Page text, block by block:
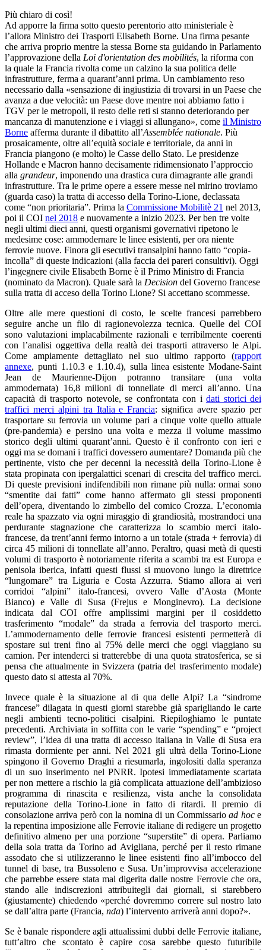
Più chiaro di così!
Ad apporre la firma sotto questo perentorio atto ministeriale è
l’allora Ministro dei Trasporti Elisabeth Borne. Una firma pesante
che arriva proprio mentre la stessa Borne sta guidando in Parlamento
l’approvazione della Loi d'orientation des mobilités, la riforma con
la quale la Francia rivolta come un calzino la sua politica delle
infrastrutture, ferma a quarant’anni prima. Un cambiamento reso
necessario dalla «sensazione di ingiustizia di trovarsi in un Paese che
avanza a due velocità: un Paese dove mentre noi abbiamo fatto i
TGV per le metropoli, il resto delle reti si stanno deteriorando per
mancanza di manutenzione e i viaggi si allungano», come il Ministro
Borne afferma durante il dibattito all’Assemblée nationale. Più
prosaicamente, oltre all’equità sociale e territoriale, da anni in
Francia piangono (e molto) le Casse dello Stato. Le presidenze
Hollande e Macron hanno decisamente ridimensionato l’approccio
alla grandeur, imponendo una drastica cura dimagrante alle grandi
infrastrutture. Tra le prime opere a essere messe nel mirino troviamo
(guarda caso) la tratta di accesso della Torino-Lione, declassata
come “non prioritaria”. Prima la Commissione Mobilitè 21 nel 2013,
poi il COI nel 2018 e nuovamente a inizio 2023. Per ben tre volte
negli ultimi dieci anni, questi organismi governativi ripetono le
medesime cose: ammodernare le linee esistenti, per ora niente
ferrovie nuove. Finora gli esecutivi transalpini hanno fatto “copia-
incolla” di queste indicazioni (alla faccia dei pareri consultivi). Oggi
l’ingegnere civile Elisabeth Borne è il Primo Ministro di Francia
(nominato da Macron). Quale sarà la Decision del Governo francese
sulla tratta di acceso della Torino Lione? Si accettano scommesse.
Oltre alle mere questioni di costo, le scelte francesi parrebbero
seguire anche un filo di ragionevolezza tecnica. Quelle del COI
sono valutazioni implacabilmente razionali e terribilmente coerenti
con l’analisi oggettiva della realtà dei trasporti attraverso le Alpi.
Come ampiamente dettagliato nel suo ultimo rapporto (rapport
annexe, punti 1.10.3 e 1.10.4), sulla linea esistente Modane-Saint
Jean de Maurienne-Dijon potranno transitare (una volta
ammodernata) 16,8 milioni di tonnellate di merci all’anno. Una
capacità di trasporto notevole, se confrontata con i dati storici dei
traffici merci alpini tra Italia e Francia: significa avere spazio per
trasportare su ferrovia un volume pari a cinque volte quello attuale
(pre-pandemia) e persino una volta e mezza il volume massimo
storico degli ultimi quarant’anni. Questo è il confronto con ieri e
oggi ma se domani i traffici dovessero aumentare? Domanda più che
pertinente, visto che per decenni la necessità della Torino-Lione è
stata propinata con ipergalattici scenari di crescita del traffico merci.
Di queste previsioni indifendibili non rimane più nulla: ormai sono
“smentite dai fatti” come hanno affermato gli stessi proponenti
dell’opera, diventando lo zimbello del comico Crozza. L’economia
reale ha spazzato via ogni miraggio di grandiosità, mostrandoci una
perdurante stagnazione che caratterizza lo scambio merci italo-
francese, da trent’anni fermo intorno a un totale (strada + ferrovia) di
circa 45 milioni di tonnellate all’anno. Peraltro, quasi metà di questi
volumi di trasporto è notoriamente riferita a scambi tra est Europa e
penisola iberica, infatti questi flussi si muovono lungo la direttrice
“lungomare” tra Liguria e Costa Azzurra. Stiamo allora ai veri
corridoi “alpini” italo-francesi, ovvero Valle d’Aosta (Monte
Bianco) e Valle di Susa (Frejus e Monginevro). La decisione
indicata dal COI offre amplissimi margini per il cosiddetto
trasferimento “modale” da strada a ferrovia del trasporto merci.
L’ammodernamento delle ferrovie francesi esistenti permetterà di
spostare sui treni fino al 75% delle merci che oggi viaggiano su
camion. Per intenderci si tratterebbe di una quota stratosferica, se si
pensa che attualmente in Svizzera (patria del trasferimento modale)
questo dato si attesta al 70%.
Invece quale è la situazione al di qua delle Alpi? La “sindrome
francese” dilagata in questi giorni starebbe già sparigliando le carte
negli ambienti tecno-politici cisalpini. Riepiloghiamo le puntate
precedenti. Archiviata in soffitta con le varie “spending” e “project
review”, l’idea di una tratta di accesso italiana in Valle di Susa era
rimasta dormiente per anni. Nel 2021 gli ultrà della Torino-Lione
spingono il Governo Draghi a riesumarla, ingolositi dalla speranza
di un suo inserimento nel PNRR. Ipotesi immediatamente scartata
per non mettere a rischio la già complicata attuazione dell’ambizioso
programma di rinascita e resilienza, vista anche la consolidata
reputazione della Torino-Lione in fatto di ritardi. Il premio di
consolazione arriva però con la nomina di un Commissarioad hoce
la repentina imposizione alle Ferrovie italiane di redigere un progetto
definitivo almeno per una porzione “superstite” di opera. Parliamo
della sola tratta da Torino ad Avigliana, perché per il resto rimane
assodato che si utilizzeranno le linee esistenti fino all’imbocco del
tunnel di base, tra Bussoleno e Susa. Un’improvvisa accelerazione
che parrebbe essere stata mal digerita dalle nostre Ferrovie che ora,
stando alle indiscrezioni attribuitegli dai giornali, si starebbero
(giustamente) chiedendo «perché dovremmo correre sul nostro lato
se dall’altra parte (Francia, nda) l’intervento arriverà anni dopo?».
Se è banale rispondere agli attualissimi dubbi delle Ferrovie italiane,
tutt’altro che scontato è capire cosa sarebbe questo futuribile